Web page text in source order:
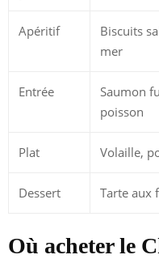
Apéritif
Biscuits
mer
Entrée
Saumon
poisson
Plat Volaille,
Dessert Tarte aux
Où acheter le